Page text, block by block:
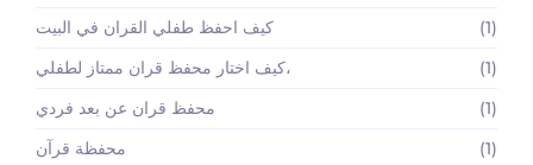
كيف احفظ طفلي القران في البيت
(1)
كيف اختار محفظ قران ممتاز لطفلي،
(1)
محفظ قران عن بعد فردي
(1)
محفظة قرآن
(1)